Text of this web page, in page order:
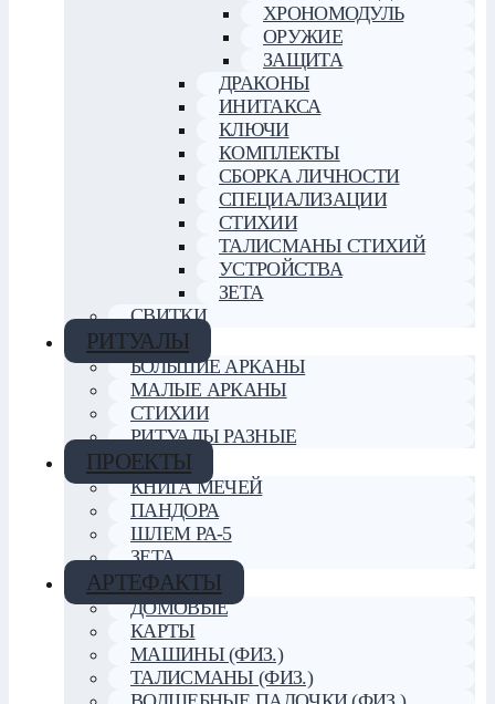
ХРОНОМОДУЛЬ
ОРУЖИЕ
ЗАЩИТА
ДРАКОНЫ
ИНИТАКСА
КЛЮЧИ
КОМПЛЕКТЫ
СБОРКА ЛИЧНОСТИ
СПЕЦИАЛИЗАЦИИ
СТИХИИ
ТАЛИСМАНЫ СТИХИЙ
УСТРОЙСТВА
ЗЕТА
СВИТКИ
РИТУАЛЫ
БОЛЬШИЕ АРКАНЫ
МАЛЫЕ АРКАНЫ
СТИХИИ
РИТУАЛЫ РАЗНЫЕ
ПРОЕКТЫ
КНИГА МЕЧЕЙ
ПАНДОРА
ШЛЕМ РА-5
ЗЕТА
АРТЕФАКТЫ
ДОМОВЫЕ
КАРТЫ
МАШИНЫ (ФИЗ.)
ТАЛИСМАНЫ (ФИЗ.)